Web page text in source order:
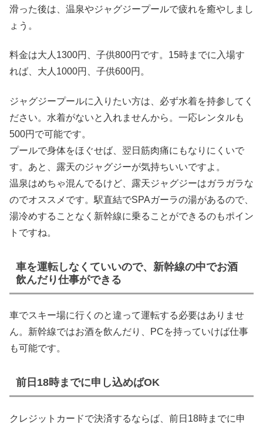
滑った後は、温泉やジャグジープールで疲れを癒やしまし
ょう。
料金は大人1300円、子供800円です。15時までに入場す
れば、大人1000円、子供600円。
ジャグジープールに入りたい方は、必ず水着を持参してく
ださい。水着がないと入れませんから。一応レンタルも
500円で可能です。
プールで身体をほぐせば、翌日筋肉痛にもなりにくいで
す。あと、露天のジャグジーが気持ちいいですよ。
温泉はめちゃ混んでるけど、露天ジャグジーはガラガラな
のでオススメです。駅直結でSPAガーラの湯があるので、
湯冷めすることなく新幹線に乗ることができるのもポイン
トですね。
車を運転しなくていいので、新幹線の中でお酒
飲んだり仕事ができる
車でスキー場に行くのと違って運転する必要はありませ
ん。新幹線ではお酒を飲んだり、PCを持っていけば仕事
も可能です。
前日18時までに申し込めばOK
クレジットカードで決済するならば、前日18時までに申